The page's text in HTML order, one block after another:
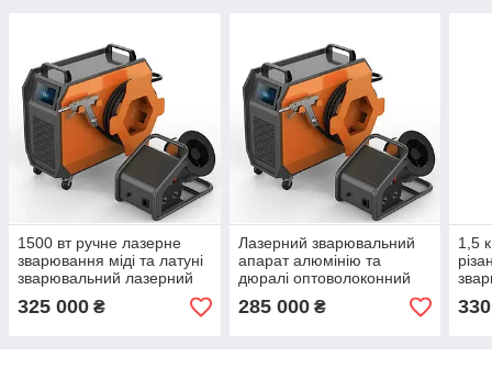
1500 вт ручне лазерне
зварювання міді та латуні
зварювальний лазерний
апарат
325 000 ₴
Лазерний зварювальний
апарат алюмінію та
дюралі оптоволоконний
лазерне зварювання 1500
1,5 кВт
285 000₴
1,5